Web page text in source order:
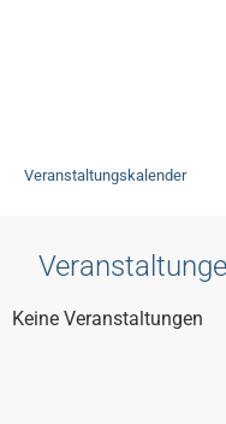
Veranstaltungskalender
Keine Veranstaltungen